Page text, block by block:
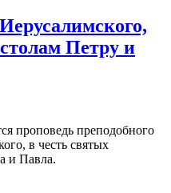
Петру и
проповедь преподобного
в честь святых
и Павла.